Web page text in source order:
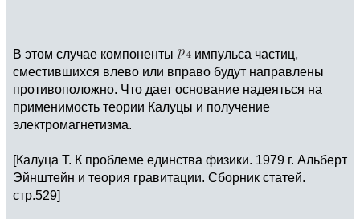
В этом случае компоненты
импульса частиц,
сместившихся влево или вправо будут направлены
противоположно. Что дает основание надеяться на
применимость теории Калуцы и получение
электромагнетизма.
[Калуца Т. К проблеме единства физики. 1979 г. Альберт
Эйнштейн и теория гравитации. Сборник статей.
стр.529]